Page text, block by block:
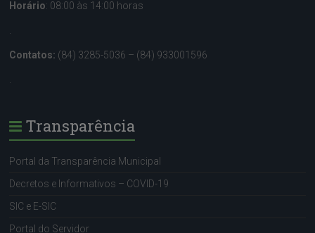
Horário: 08:00 às 14:00 horas
.
Contatos: (84) 3285-5036 – (84) 933001596
.
Transparência
Portal da Transparência Municipal
Decretos e Informativos – COVID-19
SIC e E-SIC
Portal do Servidor